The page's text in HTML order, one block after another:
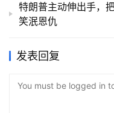
特朗普主动伸出手，
笑泯恩仇
发表回复
You must be logged in